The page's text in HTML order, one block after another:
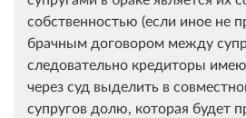
собственностью (если иное не
брачным договором между
следовательно кредиторы
через суд выделить в
супругов долю, которая будет